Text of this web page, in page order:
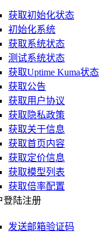
获取初始化状态
初始化系统
获取系统状态
测试系统状态
获取Uptime Kuma状态
获取公告
获取用户协议
获取隐私政策
获取关于信息
获取首页内容
获取定价信息
获取模型列表
获取倍率配置
登陆注册
发送邮箱验证码